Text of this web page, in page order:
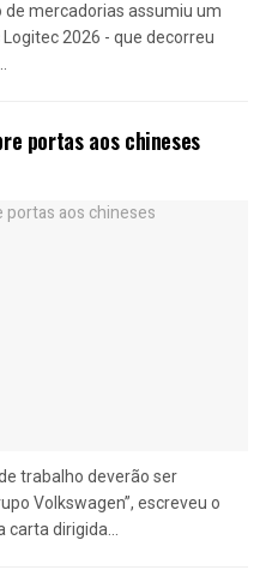
mercadorias assumiu um
2026 - que decorreu
portas aos chineses
trabalho deverão ser
Volkswagen”, escreveu o
carta dirigida...